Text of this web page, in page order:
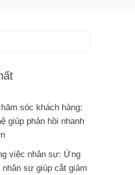
sóc khách hàng:
giúp phản hồi nhanh
việc nhân sự: Ứng
nhân sự giúp cắt giảm